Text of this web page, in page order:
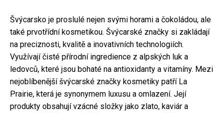
Švýcarsko je proslulé nejen svými horami a čokoládou, ale
také prvotřídní kosmetikou. Švýcarské značky si zakládají
na preciznosti, kvalitě a inovativních technologiích.
Využívají čisté přírodní ingredience z alpských luk a
ledovců, které jsou bohaté na antioxidanty a vitamíny. Mezi
nejoblíbenější švýcarské značky kosmetiky patří La
Prairie, která je synonymem luxusu a omlazení. Její
produkty obsahují vzácné složky jako zlato, kaviár a